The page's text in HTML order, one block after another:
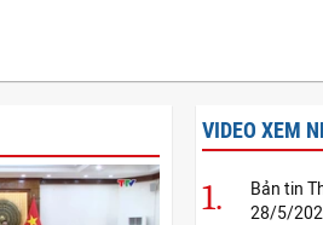
VIDEO XEM
1.
Bản tin
28/5/